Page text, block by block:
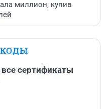
миллион, купив
сертификаты